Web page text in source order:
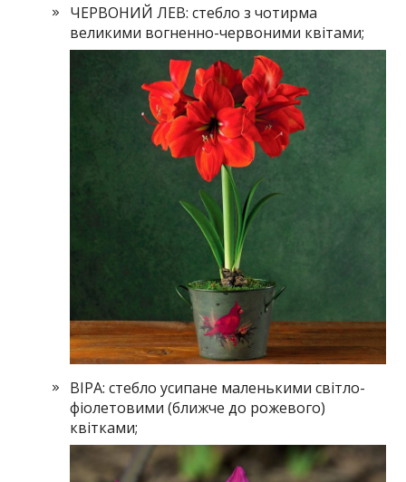
ЧЕРВОНИЙ ЛЕВ: стебло з чотирма
великими вогненно-червоними квітами;
ВІРА: стебло усипане маленькими світло-
фіолетовими (ближче до рожевого)
квітками;